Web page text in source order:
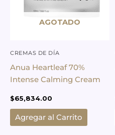
AGOTADO
CREMAS DE DÍA
Anua Heartleaf 70%
Intense Calming Cream
$65,834.00
Agregar al Carrito